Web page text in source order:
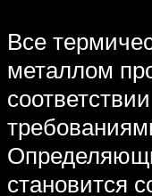
Все
металлом
становится